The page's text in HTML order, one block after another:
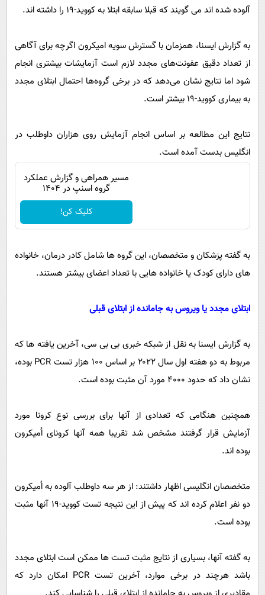
سرگرمی
گوناگون
حوادث
فرهنگی
اجتماعی
حیات وحش
سیاست خارجی
آشپزی
دانلود
آلوده شده اند می گویند که قبلا سابقه ابتلا به کووید-۱۹ را داشته اند.
به گزارش ایسنا، همزمان با گسترش سویه امیکرون اگرچه برای آگاهی
از تعداد دقیق عفونت‌های مجدد لازم است آزمایشات بیشتری انجام
شود اما نتایج نشان می‌دهد که در برخی گروه‌ها احتمال ابتلای مجدد
به بیماری کووید-۱۹ بیشتر است.
نتایج این مطالعه بر اساس انجام آزمایش روی هزاران داوطلب در
انگلیس بدست آمده است.
مسیر همراهی و گزارش عملکرد
گروه اسنپ در ۱۴۰۴
کلیک کن!
به گفته پزشکان و متخصصان، این گروه ها شامل کادر درمان، خانواده
های دارای کودک یا خانواده هایی با تعداد اعضای بیشتر هستند.
ابتلای مجدد یا ویروس به جامانده از ابتلای قبلی
به گزارش ایسنا به نقل از شبکه خبری بی بی سی، آخرین یافته ها که
مربوط به دو هفته اول سال ۲۰۲۲ بر اساس ۱۰۰ هزار تست PCR بوده،
نشان داد که حدود ۴۰۰۰ مورد آن مثبت بوده است.
همچنین هنگامی که تعدادی از آنها برای بررسی نوع کرونا مورد
آزمایش قرار گرفتند مشخص شد تقریبا همه آنها کرونای اُمیکرون
بوده اند.
متخصصان انگلیسی اظهار داشتند: از هر سه داوطلب آلوده به اُمیکرون
دو نفر اعلام کرده اند که پیش از این نتیجه تست کووید-۱۹ آنها مثبت
بوده است.
به گفته آنها، بسیاری از نتایج مثبت تست ها ممکن است ابتلای مجدد
باشد هرچند در برخی موارد، آخرین تست PCR امکان دارد که